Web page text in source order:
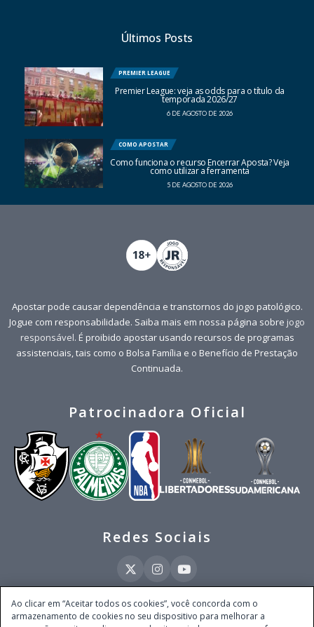
Últimos Posts
PREMIER LEAGUE
Premier League: veja as odds para o título da
temporada 2026/27
6 DE AGOSTO DE 2026
COMO APOSTAR
Como funciona o recurso Encerrar Aposta? Veja
como utilizar a ferramenta
5 DE AGOSTO DE 2026
Apostar pode causar dependência e transtornos do jogo patológico.
Jogue com responsabilidade. Saiba mais em nossa página sobre jogo
responsável. É proibido apostar usando recursos de programas
assistenciais, tais como o Bolsa Família e o Benefício de Prestação
Continuada.
Patrocinadora Oficial
Redes Sociais
Este site é operado pela Ventmear Brasil LTDA (CNPJ 52.868.380/0001-84), com
Ao clicar em “Aceitar todos os cookies”, você concorda com o
armazenamento de cookies no seu dispositivo para melhorar a